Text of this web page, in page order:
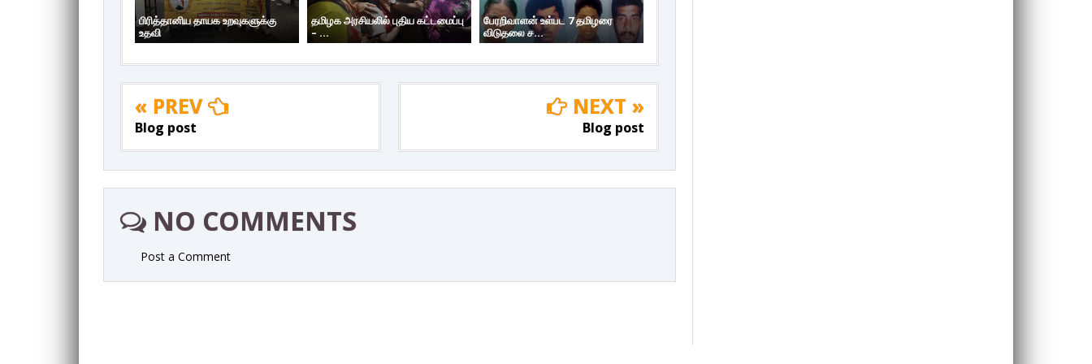
பிரித்தானிய தாயக உறவுகளுக்கு
உதவி
தமிழக அரசியலில் புதிய கட்டமைப்பு
– ...
பேரறிவாளன் உள்பட 7 தமிழரை
விடுதலை ச...
« PREV
Blog post
NEXT »
Blog post
NO COMMENTS
Post a Comment